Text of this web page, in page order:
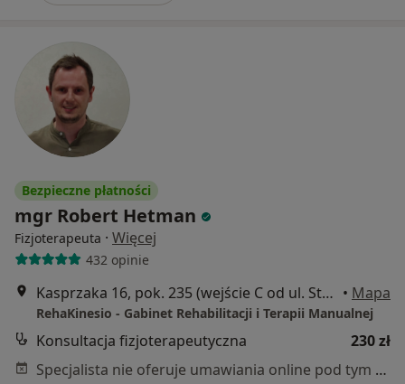
Bezpieczne płatności
mgr Robert Hetman
Fizjoterapeuta · Więcej
432 opinie
Kasprzaka 16, pok. 235 (wejście C od ul. Stablewskiego), Poznań • Mapa
RehaKinesio - Gabinet Rehabilitacji i Terapii Manualnej
Konsultacja fizjoterapeutyczna
230 zł
Specjalista nie oferuje umawiania online pod tym adresem.